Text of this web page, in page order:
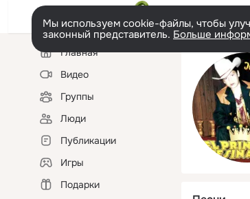
Мы используем cookie-файлы, чтобы
законный представитель. Больше
Левая
колонкаГлавная
Видео
Группы
Люди
Публикации
Игры
Подарки